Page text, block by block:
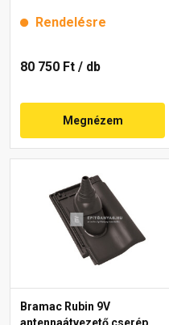
Rendelésre
80 750 Ft / db
Megnézem
Bramac Rubin 9V